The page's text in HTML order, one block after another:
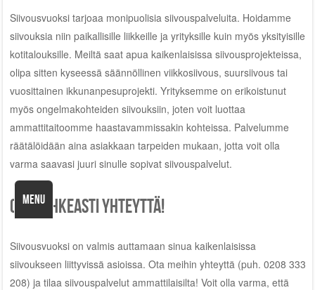
MENU
Siivousvuoksi tarjoaa monipuolisia siivouspalveluita. Hoidamme
siivouksia niin paikallisille liikkeille ja yrityksille kuin myös yksityisille
kotitalouksille. Meiltä saat apua kaikenlaisissa siivousprojekteissa,
olipa sitten kyseessä säännöllinen viikkosiivous, suursiivous tai
vuosittainen ikkunanpesuprojekti. Yrityksemme on erikoistunut
myös ongelmakohteiden siivouksiin, joten voit luottaa
ammattitaitoomme haastavammissakin kohteissa. Palvelumme
räätälöidään aina asiakkaan tarpeiden mukaan, jotta voit olla
varma saavasi juuri sinulle sopivat siivouspalvelut.
Ota rohkeasti yhteyttä!
Siivousvuoksi on valmis auttamaan sinua kaikenlaisissa
siivoukseen liittyvissä asioissa. Ota meihin yhteyttä (puh. 0208 333
208) ja tilaa siivouspalvelut ammattilaisilta! Voit olla varma, että